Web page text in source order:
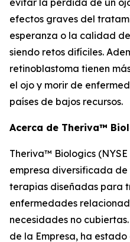
efectos graves del
esperanza o la calidad
siendo retos difíciles.
retinoblastoma tienen
el ojo y morir de
países de bajos recursos.
Acerca de Theriva™
Theriva™ Biologics
empresa diversificada
terapias diseñadas para
enfermedades
necesidades no
de la Empresa, ha